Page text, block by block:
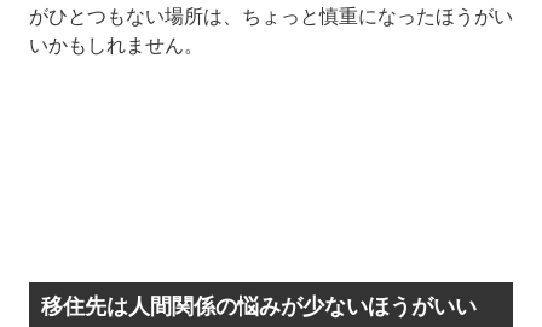
がひとつもない場所は、ちょっと慎重になったほうがい
いかもしれません。
移住先は人間関係の悩みが少ないほうがいい